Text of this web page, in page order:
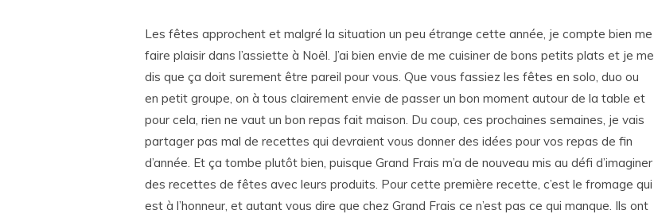
Les fêtes approchent et malgré la situation un peu étrange cette année, je compte bien me
faire plaisir dans l’assiette à Noël. J’ai bien envie de me cuisiner de bons petits plats et je me
dis que ça doit surement être pareil pour vous. Que vous fassiez les fêtes en solo, duo ou
en petit groupe, on à tous clairement envie de passer un bon moment autour de la table et
pour cela, rien ne vaut un bon repas fait maison. Du coup, ces prochaines semaines, je vais
partager pas mal de recettes qui devraient vous donner des idées pour vos repas de fin
d’année. Et ça tombe plutôt bien, puisque Grand Frais m’a de nouveau mis au défi d’imaginer
des recettes de fêtes avec leurs produits. Pour cette première recette, c’est le fromage qui
est à l’honneur, et autant vous dire que chez Grand Frais ce n’est pas ce qui manque. Ils ont